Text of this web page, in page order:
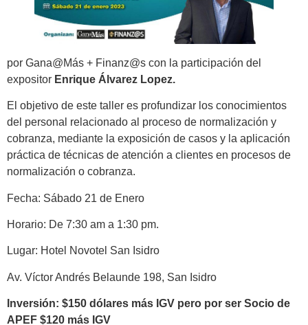
por Gana@Más + Finanz@s con la participación del
expositor Enrique Álvarez Lopez.
El objetivo de este taller es profundizar los conocimientos
del personal relacionado al proceso de normalización y
cobranza, mediante la exposición de casos y la aplicación
práctica de técnicas de atención a clientes en procesos de
normalización o cobranza.
Fecha: Sábado 21 de Enero
Horario: De 7:30 am a 1:30 pm.
Lugar: Hotel Novotel San Isidro
Av. Víctor Andrés Belaunde 198, San Isidro
Inversión: $150 dólares más IGV pero por ser Socio de
APEF $120 más IGV